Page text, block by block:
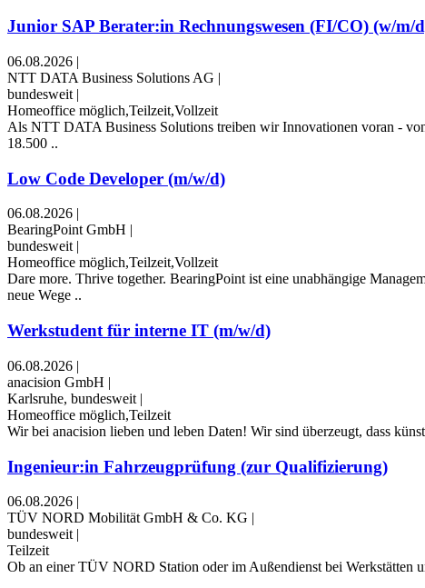
Junior SAP Berater:in Rechnungswesen (FI/CO) (w/m/
06.08.2026 |
NTT DATA Business Solutions AG |
bundesweit |
Homeoffice möglich,Teilzeit,Vollzeit
Als NTT DATA Business Solutions treiben wir Innovationen voran -
18.500 ..
Low Code Developer (m/w/d)
06.08.2026 |
BearingPoint GmbH |
bundesweit |
Homeoffice möglich,Teilzeit,Vollzeit
Dare more. Thrive together. BearingPoint ist eine unabhängige
neue Wege ..
Werkstudent für interne IT (m/w/d)
06.08.2026 |
anacision GmbH |
Karlsruhe, bundesweit |
Homeoffice möglich,Teilzeit
Wir bei anacision lieben und leben Daten! Wir sind überzeugt, dass
Ingenieur:in Fahrzeugprüfung (zur Qualifizierung)
06.08.2026 |
TÜV NORD Mobilität GmbH & Co. KG |
bundesweit |
Teilzeit
Ob an einer TÜV NORD Station oder im Außendienst bei Werkstätten